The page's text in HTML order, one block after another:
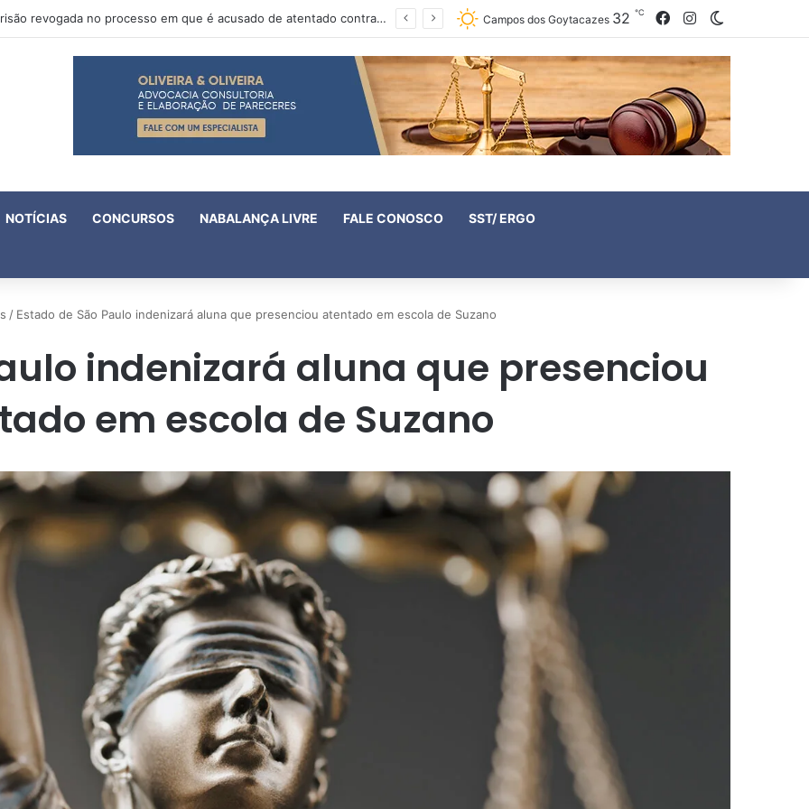
IV Fórum Fluminense de Violência Doméstica e Familiar Contra a Mulher aprova 18 enunciados Campos dos Goytacazes 32 ℃ FacebookInstagram
NOTÍCIAS CONCURSOS NABALANÇA LIVRE FALE CONOSCO SST/ ERGO
/ Estado de São Paulo indenizará aluna que presenciou atentado em escola de Suzano
indenizará aluna que presenciou
em escola de Suzano